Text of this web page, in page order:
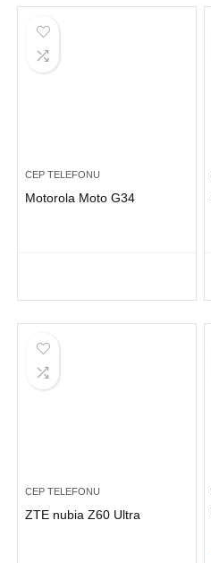
CEP TELEFONU
Motorola Moto G34
CEP TELEFONU
ZTE nubia Z60 Ultra